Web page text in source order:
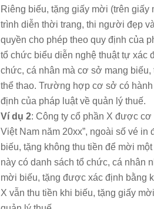
Riêng biếu, tặng giấy mời (trên giấy
trình diễn thời trang, thi người đẹp
quyền cho phép theo quy định của
tổ chức biểu diễn nghệ thuật tự xác
chức, cá nhân mà cơ sở mang
thể thao. Trường hợp cơ sở có
định của pháp luật về quản lý thuế.
Ví dụ 2: Công ty cổ phần X được
Việt Nam năm 20xx”, ngoài số vé
biếu, tặng không thu tiền để mời
này có danh sách tổ chức, cá nhân
mời biếu, tặng được xác định bằng
X vẫn thu tiền khi biếu, tặng giấy